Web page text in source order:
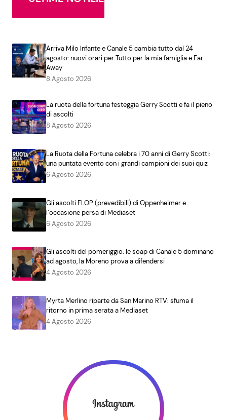
Arriva Milo Infante e Canale 5 cambia tutto dal 24
agosto: nuovi orari per Tutto per la mia famiglia e Far
Away
8 Agosto 2026
La ruota della fortuna festeggia Gerry Scotti e fa il pieno
di ascolti
8 Agosto 2026
La Ruota della Fortuna celebra i 70 anni di Gerry Scotti:
una puntata evento con i grandi campioni dei suoi quiz
6 Agosto 2026
Gli ascolti FLOP (prevedibili) di Oppenheimer e
l’occasione persa di Mediaset
6 Agosto 2026
Gli ascolti del pomeriggio: le soap di Canale 5 dominano
ad agosto, la Moreno prova a difendersi
4 Agosto 2026
Myrta Merlino riparte da San Marino RTV: sfuma il
ritorno in prima serata a Mediaset
4 Agosto 2026